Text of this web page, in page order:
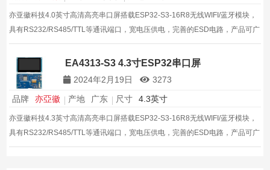
亦亚徽科技4.0英寸高清高亮串口屏搭载ESP32-S3-16R8无线WIFI/蓝牙模块，
具有RS232/RS485/TTL等通讯端口，宽电压供电，完善的ESD电路，产品可广
泛适用于工业消费医疗,智能家居等领域
EA4313-S3 4.3寸ESP32串口屏
2024年2月19日 3273
品牌 亦亞徽 产地 广东 尺寸 4.3英寸
亦亚徽科技4.3英寸高清高亮串口屏搭载ESP32-S3-16R8无线WIFI/蓝牙模块，
具有RS232/RS485/TTL等通讯端口，宽电压供电，完善的ESD电路，产品可广
泛适用于工业消费医疗等领域